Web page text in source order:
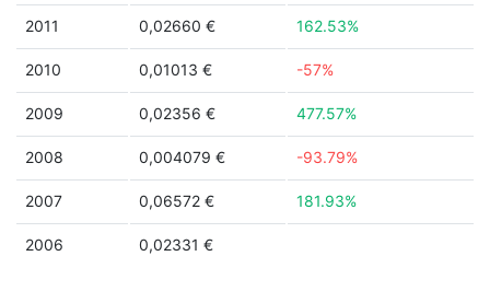
2011 0,02660 € 162.53%
2010 0,01013 € -57%
2009 0,02356 € 477.57%
2008 0,004079 € -93.79%
2007 0,06572 € 181.93%
2006 0,02331 €